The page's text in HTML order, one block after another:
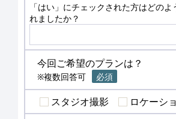
「はい」にチェックされた方はどの
れましたか？
今回ご希望のプランは？
※複数回答可 必須
スタジオ撮影
ロケーシ